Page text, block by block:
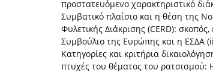
προστατευόμενο χαρακτηριστικό
Συμβατικό πλαίσιο και η θέση της
Φυλετικής Διάκρισης (CERD):
Συμβούλιο της Ευρώπης και η ΕΣΔΑ
Κατηγορίες και κριτήρια
πτυχές του θέματος του ρατσισμού: